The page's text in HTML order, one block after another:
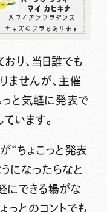
り、当日誰でも
ませんが、主催
っと気軽に発表で
います。
“ちょこっと発表
になったらなと
にできる場がな
っとのコントでも